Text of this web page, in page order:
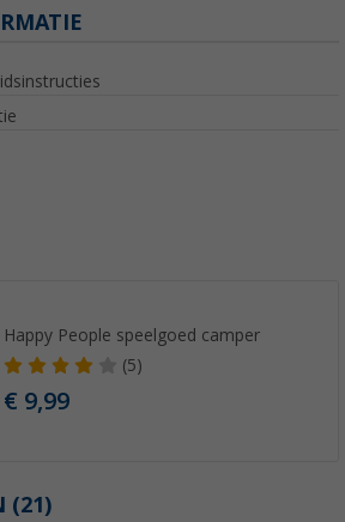
Happy People speelgoed camper
(5)
€ 9,99
(21)